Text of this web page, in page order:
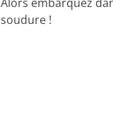
soudure !